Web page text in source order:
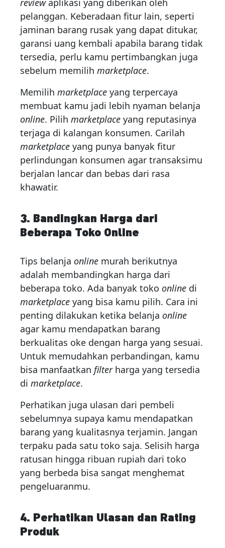
reviewaplikasi yang diberikan oleh
pelanggan. Keberadaan fitur lain, seperti
jaminan barang rusak yang dapat ditukar,
garansi uang kembali apabila barang tidak
tersedia, perlu kamu pertimbangkan juga
sebelum memilih marketplace.
Memilih marketplace yang terpercaya
membuat kamu jadi lebih nyaman belanja
online. Pilih marketplace yang reputasinya
terjaga di kalangan konsumen. Carilah
marketplace yang punya banyak fitur
perlindungan konsumen agar transaksimu
berjalan lancar dan bebas dari rasa
khawatir.
3. Bandingkan Harga dari
Beberapa Toko Online
Tips belanja online murah berikutnya
adalah membandingkan harga dari
beberapa toko. Ada banyak toko online di
marketplace yang bisa kamu pilih. Cara ini
penting dilakukan ketika belanja online
agar kamu mendapatkan barang
berkualitas oke dengan harga yang sesuai.
Untuk memudahkan perbandingan, kamu
bisa manfaatkan filterharga yang tersedia
di marketplace.
Perhatikan juga ulasan dari pembeli
sebelumnya supaya kamu mendapatkan
barang yang kualitasnya terjamin. Jangan
terpaku pada satu toko saja. Selisih harga
ratusan hingga ribuan rupiah dari toko
yang berbeda bisa sangat menghemat
pengeluaranmu.
4. Perhatikan Ulasan dan Rating
Produk